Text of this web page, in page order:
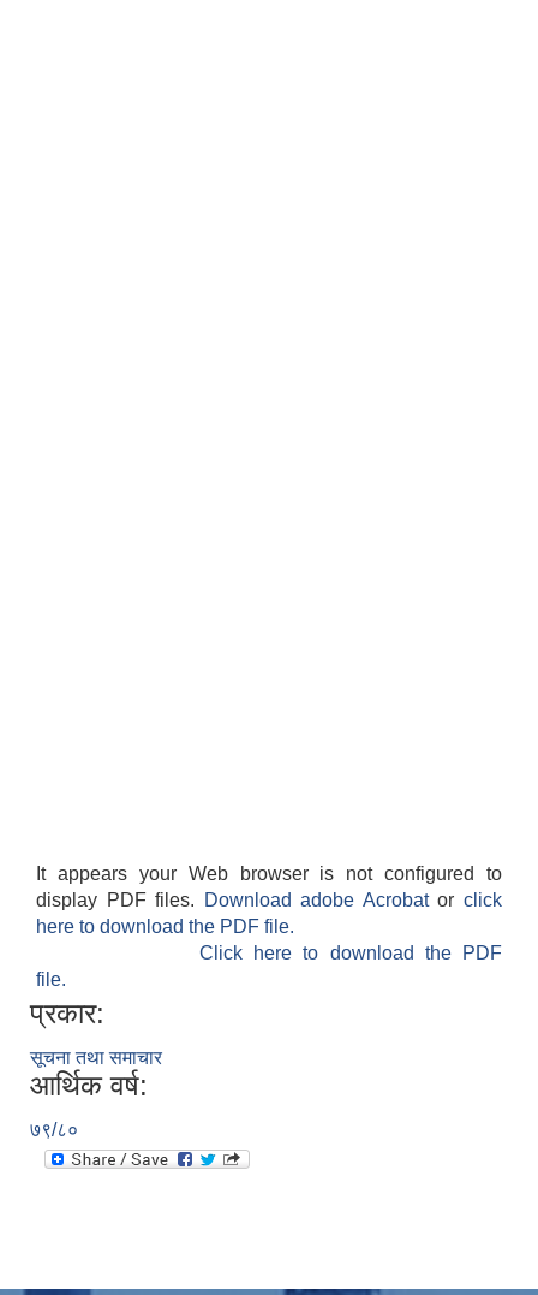
It appears your Web browser is not configured to
display PDF files.
Download adobe Acrobatorclick
here to download the PDF file.
Click here to download the PDF
file.
प्रकार:
सूचना तथा समाचार
आर्थिक वर्ष:
७९/८०